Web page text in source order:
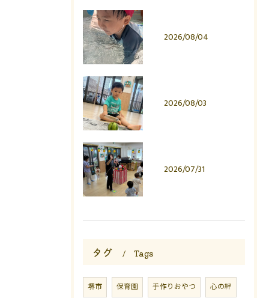
2026/08/04
2026/08/03
2026/07/31
タグ Tags
堺市 保育園 手作りおやつ 心の絆